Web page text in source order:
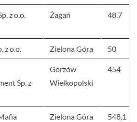
z o.o.
Żagań 48,7
z o.o. Zielona Góra 50
Sp. z
Gorzów
Wielkopolski
454
Zielona Góra 548,1